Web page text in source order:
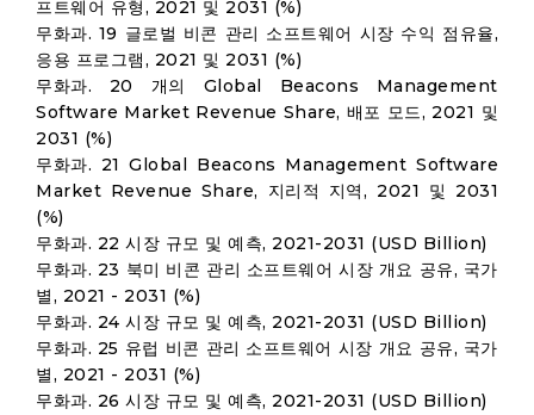
프트웨어 유형, 2021 및 2031 (%)
무화과. 19 글로벌 비콘 관리 소프트웨어 시장 수익 점유율,
응용 프로그램, 2021 및 2031 (%)
무화과. 20 개의 Global Beacons Management
Software Market Revenue Share, 배포 모드, 2021 및
2031 (%)
무화과. 21 Global Beacons Management Software
Market Revenue Share, 지리적 지역, 2021 및 2031
(%)
무화과. 22 시장 규모 및 예측, 2021-2031 (USD Billion)
무화과. 23 북미 비콘 관리 소프트웨어 시장 개요 공유, 국가
별, 2021 - 2031 (%)
무화과. 24 시장 규모 및 예측, 2021-2031 (USD Billion)
무화과. 25 유럽 비콘 관리 소프트웨어 시장 개요 공유, 국가
별, 2021 - 2031 (%)
무화과. 26 시장 규모 및 예측, 2021-2031 (USD Billion)